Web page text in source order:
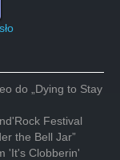
do „Dying to Stay
Festival
the Bell Jar”
'It's Clobberin'